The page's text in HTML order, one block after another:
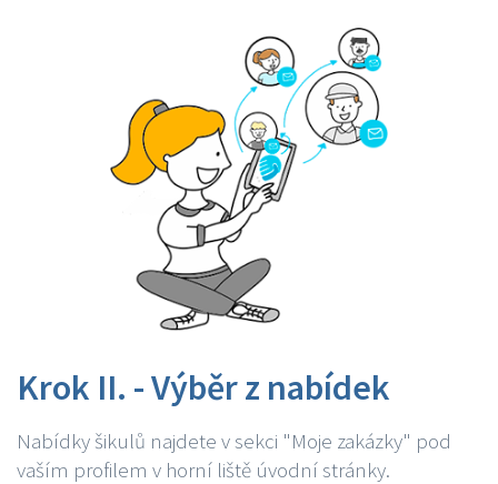
Krok II. - Výběr z nabídek
Nabídky šikulů najdete v sekci "Moje zakázky" pod
vaším profilem v horní liště úvodní stránky.